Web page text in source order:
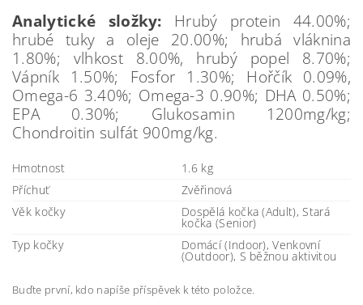
Analytické složky: Hrubý protein 44.00%;
hrubé tuky a oleje 20.00%; hrubá vláknina
1.80%; vlhkost 8.00%, hrubý popel 8.70%;
Vápník 1.50%; Fosfor 1.30%; Hořčík 0.09%,
Omega-6 3.40%; Omega-3 0.90%; DHA 0.50%;
EPA 0.30%; Glukosamin 1200mg/kg;
Chondroitin sulfát 900mg/kg.
Hmotnost
1.6 kg
Příchuť
Zvěřinová
Věk kočky
Dospělá kočka (Adult), Stará
kočka (Senior)
Typ kočky
Domácí (Indoor), Venkovní
(Outdoor), S běžnou aktivitou
Buďte první, kdo napíše příspěvek k této položce.